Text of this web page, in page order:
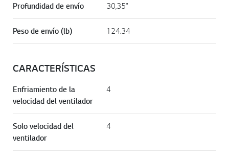
Profundidad de envío 30,35"
Peso de envío (lb) 124.34
CARACTERÍSTICAS
Enfriamiento de la
velocidad del ventilador
4
Solo velocidad del
ventilador
4